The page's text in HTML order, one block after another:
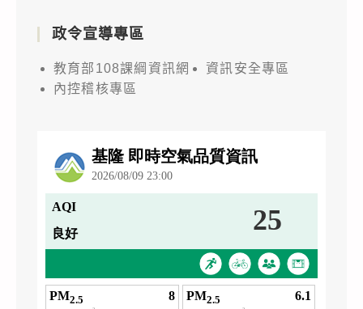
政令宣導專區
教育部108課綱資訊網
資訊安全專區
內控稽核專區